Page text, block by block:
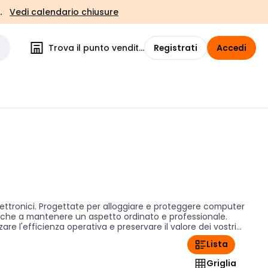
Vedi calendario chiusure
Trova il punto vendita Registrati Accedi
Progettate per alloggiare e proteggere computer
a mantenere un aspetto ordinato e professionale.
l'efficienza operativa e preservare il valore dei vostri
Lista
Griglia